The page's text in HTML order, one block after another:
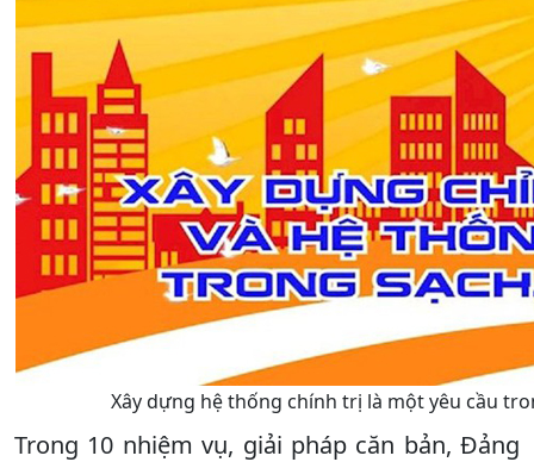
Xây dựng hệ thống chính trị là một yêu cầu
Trong 10 nhiệm vụ, giải pháp căn bản, Đảng